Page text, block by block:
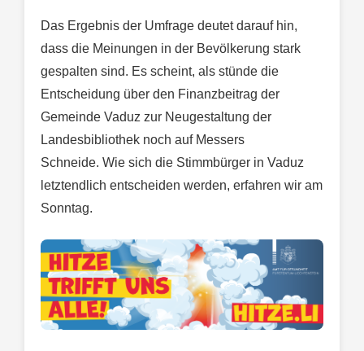
Das Ergebnis der Umfrage deutet darauf hin,
dass die Meinungen in der Bevölkerung stark
gespalten sind. Es scheint, als stünde die
Entscheidung über den Finanzbeitrag der
Gemeinde Vaduz zur Neugestaltung der
Landesbibliothek noch auf Messers
Schneide. Wie sich die Stimmbürger in Vaduz
letztendlich entscheiden werden, erfahren wir am
Sonntag.